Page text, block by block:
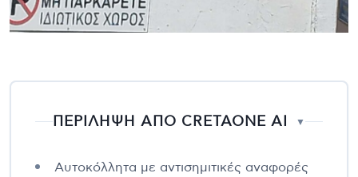
ΠΕΡΙΛΗΨΗ ΑΠΟ CRETAONE AI ▼
Αυτοκόλλητα με αντισημιτικές αναφορές